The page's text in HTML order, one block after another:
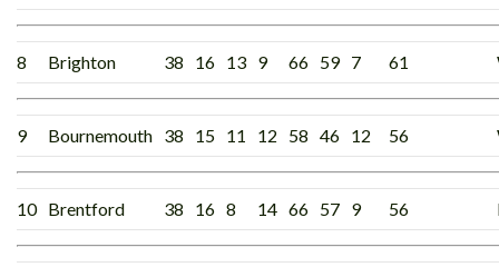
8 Brighton 38 16 13 9 66 59 7 61
9 Bournemouth 38 15 11 12 58 46 12 56
10 Brentford 38 16 8 14 66 57 9 56